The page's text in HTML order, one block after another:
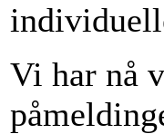
Vi har nå